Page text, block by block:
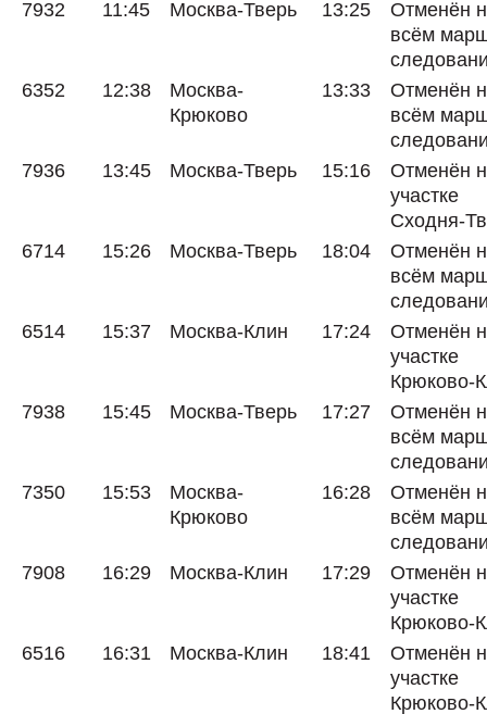
7932
11:45 Москва-Тверь 13:25
Отменён
всём
6352
12:38
Москва-
Крюково
13:33
Отменён
всём
7936
13:45 Москва-Тверь 15:16
Отменён
участке
Сходня-
6714
15:26 Москва-Тверь 18:04
Отменён
всём
6514
15:37 Москва-Клин 17:24
Отменён
участке
Крюково-
7938
15:45 Москва-Тверь 17:27
Отменён
всём
7350
15:53
Москва-
Крюково
16:28
Отменён
всём
7908
16:29 Москва-Клин 17:29
Отменён
участке
Крюково-
6516
16:31 Москва-Клин 18:41
Отменён
участке
Крюково-